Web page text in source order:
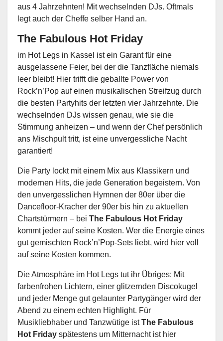
aus 4 Jahrzehnten! Mit wechselnden DJs. Oftmals
legt auch der Cheffe selber Hand an.
The Fabulous Hot Friday
im Hot Legs in Kassel ist ein Garant für eine
ausgelassene Feier, bei der die Tanzfläche niemals
leer bleibt! Hier trifft die geballte Power von
Rock’n’Pop auf einen musikalischen Streifzug durch
die besten Partyhits der letzten vier Jahrzehnte. Die
wechselnden DJs wissen genau, wie sie die
Stimmung anheizen – und wenn der Chef persönlich
ans Mischpult tritt, ist eine unvergessliche Nacht
garantiert!
Die Party lockt mit einem Mix aus Klassikern und
modernen Hits, die jede Generation begeistern. Von
den unvergesslichen Hymnen der 80er über die
Dancefloor-Kracher der 90er bis hin zu aktuellen
Chartstürmern – bei The Fabulous Hot Friday
kommt jeder auf seine Kosten. Wer die Energie eines
gut gemischten Rock’n’Pop-Sets liebt, wird hier voll
auf seine Kosten kommen.
Die Atmosphäre im Hot Legs tut ihr Übriges: Mit
farbenfrohen Lichtern, einer glitzernden Discokugel
und jeder Menge gut gelaunter Partygänger wird der
Abend zu einem echten Highlight. Für
Musikliebhaber und Tanzwütige istThe Fabulous
Hot Friday spätestens um Mitternacht ist hier